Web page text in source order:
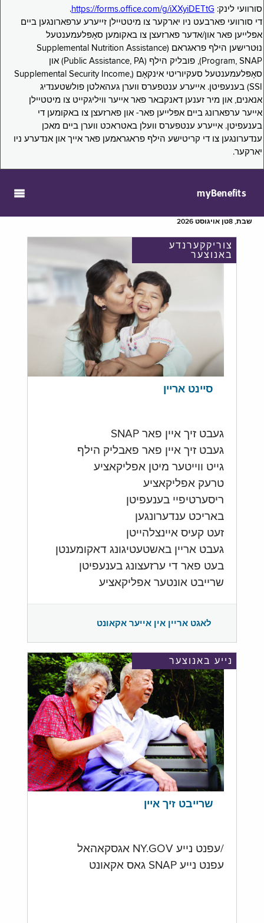
סורוועי לינק: https://forms.office.com/g/iXXyiDETtG
.
די סורוועי פארבעט ניו יארקער צו מיטטיילן זייערע ערפארונגען ביים
אפּלייען פאר און/אדער פארזעצן צו באקומען סאָפּלעמענטעל
נוּטרישען הילף פראגראם (Supplemental Nutrition Assistance
Program, SNAP), פובליק הילף (Public Assistance, PA) און
סאָפּלעמענטעל סעקיוריטי אינקאָם (Supplemental Security Income,
SSI) בענעפיטן. אייערע ענטפערס ווערן געהאלטן פולשטענדיג
אנאנים, און מיר זענען דאנקבאר פאר אייער וויליגקייט צו מיטטיילן
אייער ערפארונג ביים אפּלייען פאר- און פארזעצן צו באקומען די
בענעפיטן. אייערע ענטפערס וועלן באטראכט ווערן ביים מאכן
ענדערונגען צו די קריטישע הילף פראגראמען פאר אייך און אנדערע ניו
יארקער.
myBenefits
שבת, 8טן אויגוסט 2026
צוריקקערנדע
באנוצער
סיינט אריין
געבט זיך איין פאר SNAP
געבט זיך איין פאר פאבליק הילף
גייט ווייטער מיטן אפליקאציע
טרעק אפליקאציע
ריסערטיפיי בענעפיטן
באריכט ענדערונגען
זעט קעיס איינצלהייטן
געבט אריין באשטעטיגונג דאקומענטן
בעט פאר די ערזעצונג בענעפיטן
שרייבט אונטער אפליקאציע
לאגט אריין אין אייער אקאונט
נייע באנוצער
שרייבט זיך איין
/עפנט נייע NY.GOV אגסקאהאל
עפנט נייע SNAP גאס אקאונט